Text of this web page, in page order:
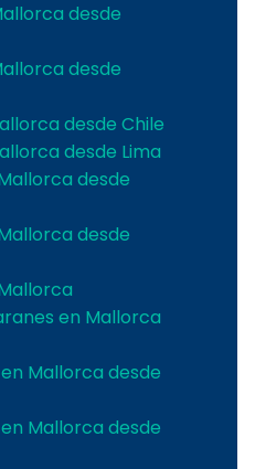
desde
desde
desde Chile
desde Lima
desde
desde
en Mallorca
Mallorca desde
Mallorca desde